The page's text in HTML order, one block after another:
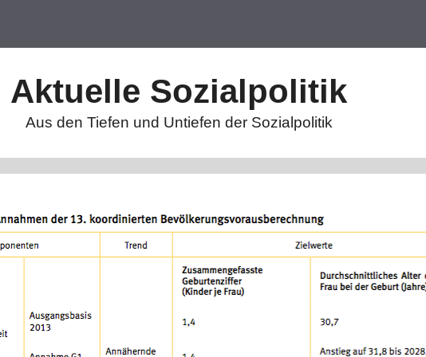
Aktuelle Sozialpolitik
Aus den Tiefen und Untiefen der Sozialpolitik